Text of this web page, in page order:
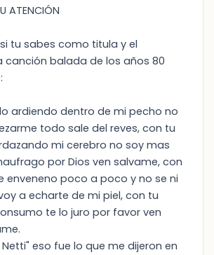
ATENCIÓN
tu sabes como titula y el
canción balada de los años 80
ardiendo dentro de mi pecho no
todo sale del reves, con tu
mi cerebro no soy mas
por Dios ven salvame, con
enveneno poco a poco y no se ni
a echarte de mi piel, con tu
te lo juro por favor ven
eso fue lo que me dijeron en